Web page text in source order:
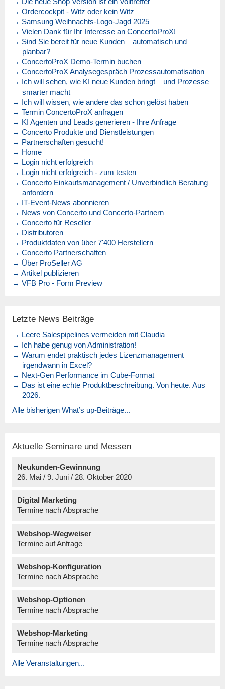
→ Ordercockpit - Witz oder kein Witz
→ Samsung Weihnachts-Logo-Jagd 2025
→ Vielen Dank für Ihr Interesse an ConcertoProX!
→ Sind Sie bereit für neue Kunden – automatisch und
planbar?
→ ConcertoProX Demo-Termin buchen
→ ConcertoProX Analysegespräch Prozessautomatisation
→ Ich will sehen, wie KI neue Kunden bringt – und Prozesse
smarter macht
→ Ich will wissen, wie andere das schon gelöst haben
→ Termin ConcertoProX anfragen
→ KI Agenten und Leads generieren - Ihre Anfrage
→ Concerto Produkte und Dienstleistungen
→ Partnerschaften gesucht!
→ Home
→ Login nicht erfolgreich
→ Login nicht erfolgreich - zum testen
→ Concerto Einkaufsmanagement / Unverbindlich Beratung
anfordern
→ IT-Event-News abonnieren
→ News von Concerto und Concerto-Partnern
→ Concerto für Reseller
→ Distributoren
→ Produktdaten von über 7'400 Herstellern
→ Concerto Partnerschaften
→ Über ProSeller AG
→ Artikel publizieren
→ VFB Pro - Form Preview
Letzte News Beiträge
→ Leere Salespipelines vermeiden mit Claudia
→ Ich habe genug von Administration!
→ Warum endet praktisch jedes Lizenzmanagement
irgendwann in Excel?
→ Next-Gen Performance im Cube-Format
→ Das ist eine echte Produktbeschreibung. Von heute. Aus
2026.
Alle bisherigen What’s up-Beiträge...
Aktuelle Seminare und Messen
Neukunden-Gewinnung
26. Mai / 9. Juni / 28. Oktober 2020
Digital Marketing
Termine nach Absprache
Webshop-Wegweiser
Termine auf Anfrage
Webshop-Konfiguration
Termine nach Absprache
Webshop-Optionen
Termine nach Absprache
Webshop-Marketing
Termine nach Absprache
Alle Veranstaltungen...